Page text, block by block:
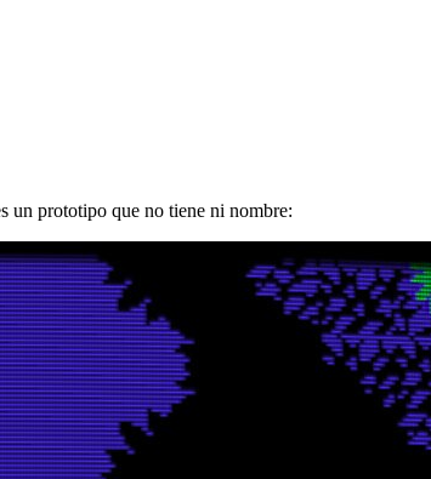
un prototipo que no tiene ni nombre: